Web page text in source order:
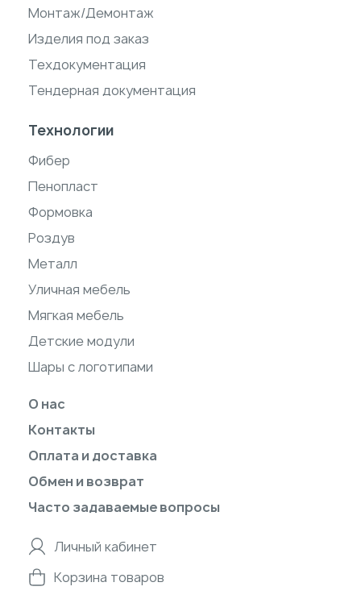
Монтаж/Демонтаж
Изделия под заказ
Техдокументация
Тендерная документация
Технологии
Фибер
Пенопласт
Формовка
Роздув
Металл
Уличная мебель
Мягкая мебель
Детские модули
Шары с логотипами
О нас
Контакты
Оплата и доставка
Обмен и возврат
Часто задаваемые вопросы
Личный кабинет
Корзина товаров